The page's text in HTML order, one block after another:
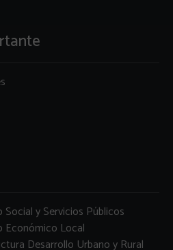
y Servicios Públicos
Económico Local
Desarrollo Urbano y Rural